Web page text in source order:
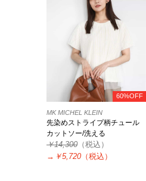
60%OFF
MK MICHEL KLEIN
先染めストライプ柄チュール
カットソー/洗える
￥14,300 （税込）
→ ￥5,720 （税込）